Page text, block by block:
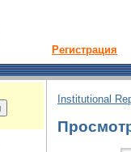
Регистрация
Institutional